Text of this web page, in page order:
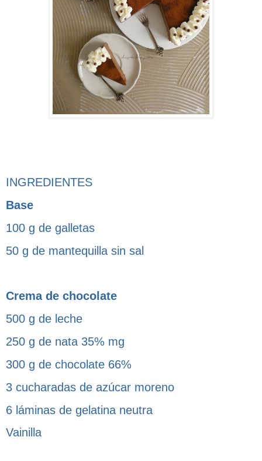
INGREDIENTES
Base
100 g de galletas
50 g de mantequilla sin sal
Crema de chocolate
500 g de leche
250 g de nata 35% mg
300 g de chocolate 66%
3 cucharadas de azúcar moreno
6 láminas de gelatina neutra
Vainilla